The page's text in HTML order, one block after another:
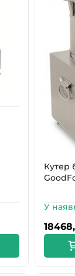
Кутер
У